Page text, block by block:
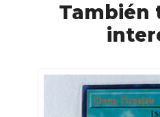
También